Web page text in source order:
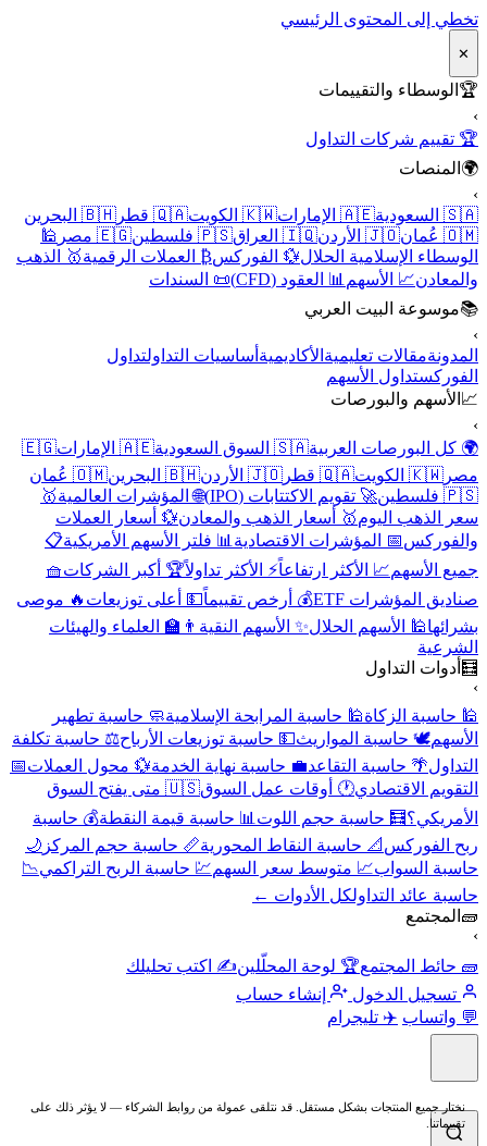
تخطي إلى المحتوى الرئيسي
✕
🏆الوسطاء والتقييمات
🏆 تقييم شركات التداول
🌍المنصات
🇸🇦 السعودية
🇦🇪 الإمارات 🇰🇼 الكويت 🇶🇦 قطر
🇧🇭 البحرين
🇴🇲 عُمان
🇯🇴 الأردن 🇮🇶 العراق 🇵🇸 فلسطين 🇪🇬 مصر
🕌
الوسطاء الإسلامية الحلال 💱 الفوركس ₿ العملات الرقمية🥇 الذهب
والمعادن📈 الأسهم📊 العقود (CFD)
📜 السندات
📚موسوعة البيت العربي
المدونةمقالات تعليميةالأكاديميةأساسيات التداولتداول
الفوركستداول الأسهم
📈الأسهم والبورصات
🌍 كل البورصات العربية🇸🇦 السوق السعودية 🇦🇪 الإمارات
🇪🇬
مصر 🇰🇼 الكويت 🇶🇦 قطر 🇯🇴 الأردن 🇧🇭 البحرين
🇴🇲 عُمان
🇵🇸 فلسطين
🚀 تقويم الاكتتابات (IPO) 🌐 المؤشرات العالمية🥇
سعر الذهب اليوم🥇 أسعار الذهب والمعادن💱 أسعار العملات
والفوركس 📅 المؤشرات الاقتصادية📊 فلتر الأسهم الأمريكية📋
جميع الأسهم📈 الأكثر ارتفاعاً⚡ الأكثر تداولاً🏆 أكبر الشركات🧺
صناديق المؤشرات ETF
💰 أرخص تقييماً💵 أعلى توزيعات🔥 موصى
بشرائها🕌 الأسهم الحلال ✨ الأسهم النقية👨‍🏫 العلماء والهيئات
الشرعية
🧮أدوات التداول
🕌 حاسبة الزكاة🕌 حاسبة المرابحة الإسلامية🧼 حاسبة تطهير
الأسهم🕊️ حاسبة المواريث💵 حاسبة توزيعات الأرباح⚖️ حاسبة تكلفة
التداول 🌴 حاسبة التقاعد💼 حاسبة نهاية الخدمة💱 محول العملات📅
التقويم الاقتصادي🕐 أوقات عمل السوق
🇺🇸 متى يفتح السوق
الأمريكي؟🧮 حاسبة حجم اللوت📊 حاسبة قيمة النقطة💰 حاسبة
ربح الفوركس 📐 حاسبة النقاط المحورية📏 حاسبة حجم المركز 🌙
حاسبة السواب📈 متوسط سعر السهم💹 حاسبة الربح التراكمي 📉
حاسبة عائد التداولكل الأدوات ←
🧱المجتمع
🧱 حائط المجتمع🏆 لوحة المحلّلين✍️ اكتب تحليلك
تسجيل الدخول
إنشاء حساب
💬 واتساب ✈️ تليجرام
نختار جميع المنتجات بشكل مستقل. قد نتلقى عمولة من روابط الشركاء — لا يؤثر ذلك على
تقييماتنا.